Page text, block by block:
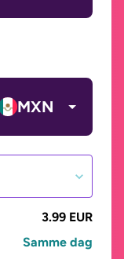
MXN
3.99 EUR
Samme dag